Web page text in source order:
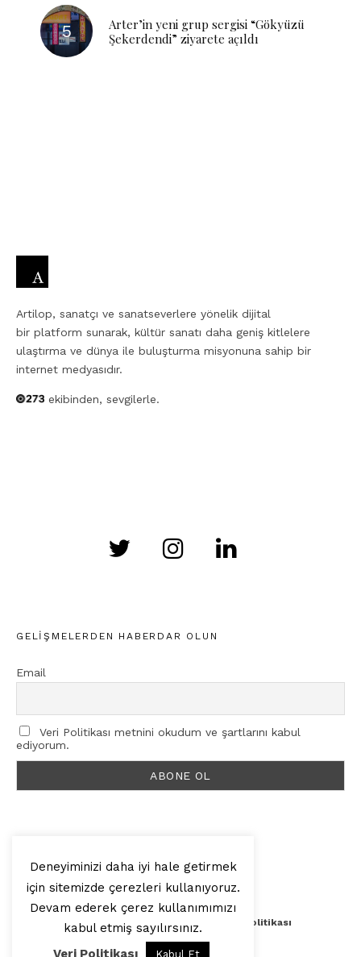
Arter’in yeni grup sergisi “Gökyüzü
Şekerdendi” ziyarete açıldı
Artilop, sanatçı ve sanatseverlere yönelik dijital
bir platform sunarak, kültür sanatı daha geniş kitlelere
ulaştırma ve dünya ile buluşturma misyonuna sahip bir
internet medyasıdır.
ekibinden, sevgilerle.
GELIŞMELERDEN HABERDAR OLUN
Email
Veri Politikası metnini okudum ve şartlarını kabul
ediyorum.
© 2025, Artilop
Künye Yazar Başvurusu Veri Politikası
Deneyiminizi daha iyi hale getirmek
için sitemizde çerezleri kullanıyoruz.
Devam ederek çerez kullanımımızı
kabul etmiş sayılırsınız.
Veri Politikası
Kabul Et